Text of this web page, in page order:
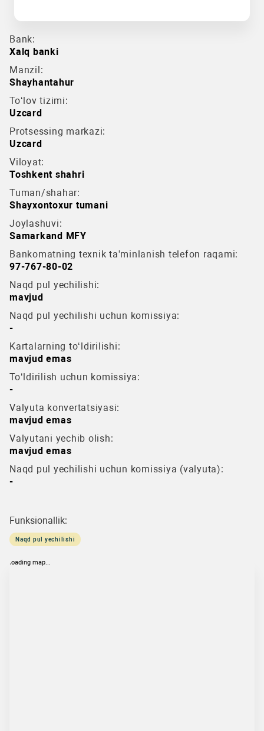
Bank:
Xalq banki
Manzil:
Shayhantahur
To‘lov tizimi:
Uzcard
Protsessing markazi:
Uzcard
Viloyat:
Toshkent shahri
Tuman/shahar:
Shayxontoxur tumani
Joylashuvi:
Samarkand MFY
Bankomatning texnik ta'minlanish telefon raqami:
97-767-80-02
Naqd pul yechilishi:
mavjud
Naqd pul yechilishi uchun komissiya:
-
Kartalarning to‘ldirilishi:
mavjud emas
To‘ldirilish uchun komissiya:
-
Valyuta konvertatsiyasi:
mavjud emas
Valyutani yechib olish:
mavjud emas
Naqd pul yechilishi uchun komissiya (valyuta):
-
Funksionallik:
Naqd pul yechilishi
loading map...